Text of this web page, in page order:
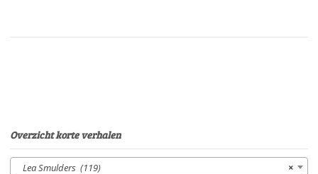
van
HerderSpeelduur:09'16"
aantal
Overzicht korte verhalen
×
Lea Smulders (119)